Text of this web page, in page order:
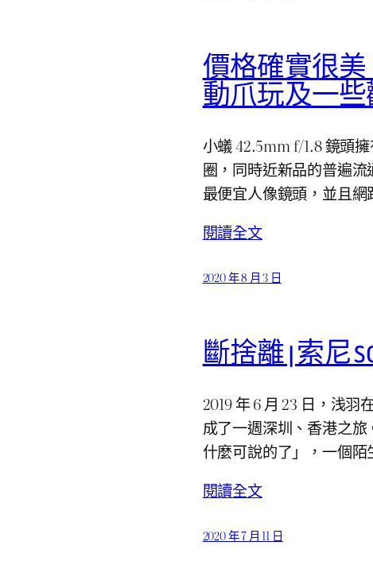
價格確實很美
動爪玩及一
小蟻 42.5mm f/1.8 鏡頭
圈，同時近新品的普遍
最便宜人像鏡頭，並且
閱讀全文
2020 年 8 月 3 日
斷捨離 | 索尼
2019 年 6 月 23 日，浅羽
成了一週深圳、香港之旅
什麼可說的了」，一個
閱讀全文
2020 年 7 月 11 日